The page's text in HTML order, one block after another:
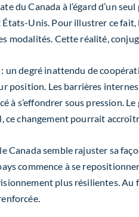
du Canada à l’égard d’un
Unis. Pour illustrer ce fait,
modalités. Cette réalité,
un degré inattendu de
position. Les barrières
à s’effondrer sous pression.
ce changement pourrait
Canada semble rajuster sa
commence à se
plus résilientes.